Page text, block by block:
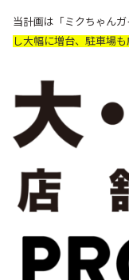
当計画は「ミクちゃんガ
し大幅に増台、駐車場